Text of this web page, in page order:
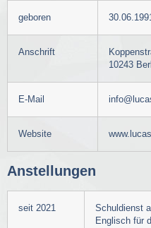
geboren
Anschrift
10243
E-Mail
Website
Anstellungen
seit 2021
Schuldienst
Englisch für